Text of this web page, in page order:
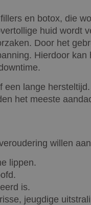
en botox, die
huid
Door het
Hierdoor
lange
het meeste
willen
lippen.
is.
jeugdige